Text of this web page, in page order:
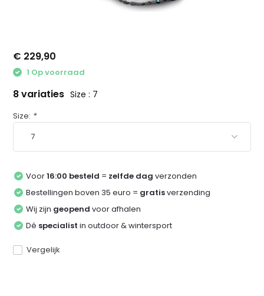
€ 229,90
1 Op voorraad
8 variaties Size : 7
Size: *
Voor16:00 besteld = zelfde dag verzonden
Bestellingen boven 35 euro = gratisverzending
Wij zijn geopend voor afhalen
Dé specialist in outdoor & wintersport
Vergelijk